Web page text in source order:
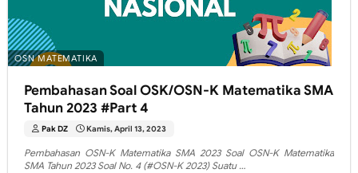
OSN MATEMATIKA
Pembahasan Soal OSK/OSN-K Matematika SMA
Tahun 2023 #Part 4
Pak DZ Kamis, April 13, 2023
Pembahasan OSN-K Matematika SMA 2023 Soal OSN-K Matematika
SMA Tahun 2023 Soal No. 4 (#OSN-K 2023) Suatu …